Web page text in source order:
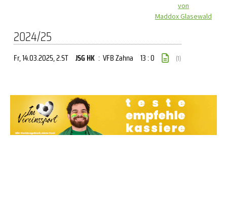
von
Maddox Glasewald
2024/25
Fr, 14.03.2025, 2.ST JSG HK : VFB Zahna 13 : 0 (1)